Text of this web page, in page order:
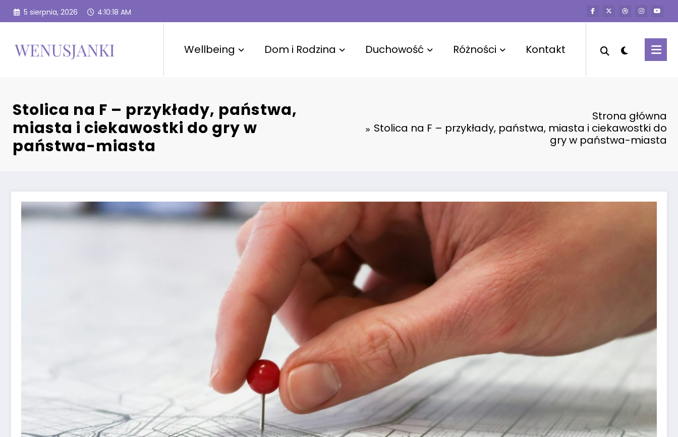
Przejdź
5 sierpnia, 2026 4:10:19 AM
Wellbeing Dom i Rodzina Duchowość Różności Kontakt
Stolica na F – przykłady, państwa,
miasta i ciekawostki do gry w
państwa-miasta
Strona główna
Stolica na F – przykłady, państwa, miasta i ciekawostki do
gry w państwa-miasta